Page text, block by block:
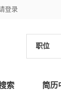
登录
职位
索 简历